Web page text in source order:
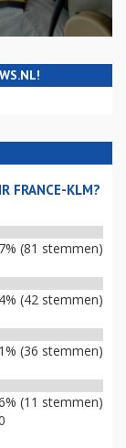
FRANCE-KLM?
(81 stemmen)
(42 stemmen)
(36 stemmen)
(11 stemmen)